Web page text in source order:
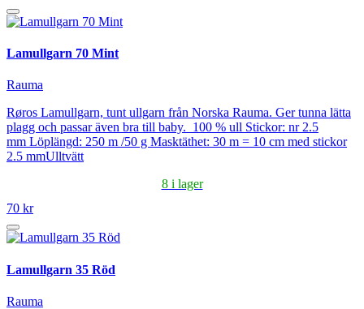
Lamullgarn 70 Mint
Rauma
Røros Lamullgarn, tunt ullgarn från Norska Rauma. Ger tunna lätta
plagg och passar även bra till baby. 100 % ull Stickor: nr 2.5
mm Löplängd: 250 m /50 g Masktäthet: 30 m = 10 cm med stickor
2.5 mmUlltvätt
8 i lager
70 kr
Lamullgarn 35 Röd
Rauma